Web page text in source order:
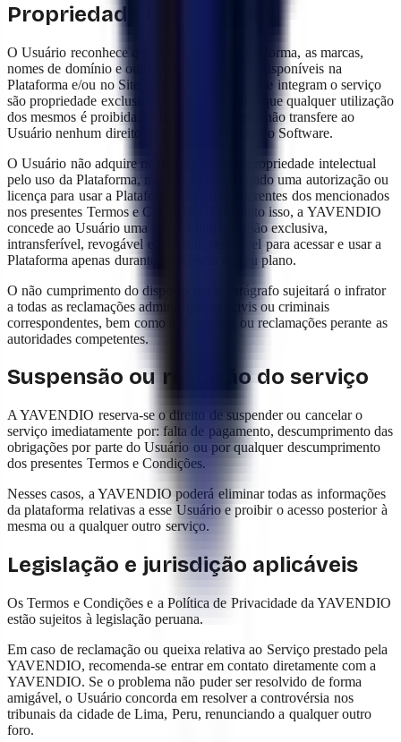
Propriedade Intelectual
O Usuário reconhece que o software da Plataforma, as marcas,
nomes de domínio e outros sinais distintivos disponíveis na
Plataforma e/ou no Site e outros elementos que integram o serviço
são propriedade exclusiva da YAVENDIO e que qualquer utilização
dos mesmos é proibida. O uso da Plataforma não transfere ao
Usuário nenhum direito de propriedade sobre o Software.
O Usuário não adquire nenhum direito de propriedade intelectual
pelo uso da Plataforma, não sendo considerado uma autorização ou
licença para usar a Plataforma para fins diferentes dos mencionados
nos presentes Termos e Condições. Enquanto isso, a YAVENDIO
concede ao Usuário uma licença limitada, não exclusiva,
intransferível, revogável e não sublicenciável para acessar e usar a
Plataforma apenas durante a vigência de seu plano.
O não cumprimento do disposto neste parágrafo sujeitará o infrator
a todas as reclamações administrativas, civis ou criminais
correspondentes, bem como a denúncias ou reclamações perante as
autoridades competentes.
Suspensão ou rescisão do serviço
A YAVENDIO reserva-se o direito de suspender ou cancelar o
serviço imediatamente por: falta de pagamento, descumprimento das
obrigações por parte do Usuário ou por qualquer descumprimento
dos presentes Termos e Condições.
Nesses casos, a YAVENDIO poderá eliminar todas as informações
da plataforma relativas a esse Usuário e proibir o acesso posterior à
mesma ou a qualquer outro serviço.
Legislação e jurisdição aplicáveis
Os Termos e Condições e a Política de Privacidade da YAVENDIO
estão sujeitos à legislação peruana.
Em caso de reclamação ou queixa relativa ao Serviço prestado pela
YAVENDIO, recomenda-se entrar em contato diretamente com a
YAVENDIO. Se o problema não puder ser resolvido de forma
amigável, o Usuário concorda em resolver a controvérsia nos
tribunais da cidade de Lima, Peru, renunciando a qualquer outro
foro.